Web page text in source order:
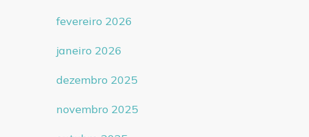
fevereiro 2026
janeiro 2026
dezembro 2025
novembro 2025